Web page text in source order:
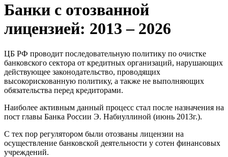
Банки с отозванной
лицензией: 2013 – 2026
ЦБ РФ проводит последовательную политику по очистке
банковского сектора от кредитных организаций, нарушающих
действующее законодательство, проводящих
высокорискованную политику, а также не выполняющих
обязательства перед кредиторами.
Наиболее активным данный процесс стал после назначения на
пост главы Банка России Э. Набиуллиной (июнь 2013г.).
С тех пор регулятором были отозваны лицензии на
осуществление банковской деятельности у сотен финансовых
учреждений.